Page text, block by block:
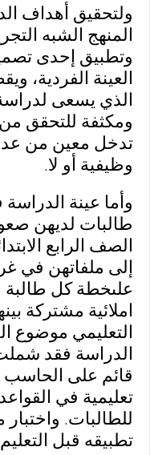
ولتحقيق أهداف
المنهج الشبه
وتطبيق إحدى
العينة الفردية،
الذي يسعى
ومكثفة للتحقق
تدخل معين من
وظيفية أو لا.
وأما عينة
طالبات لديهن
الصف الرابع
إلى ملفاتهن في
علىخطة كل طالبة
املائية مشتركة
التعليمي موضوع
الدراسة فقد
تعليمية في
للطالبات.
تطبيقه قبل